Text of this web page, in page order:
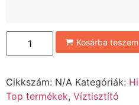
Kosárba teszem
Cikkszám: N/A Kategóriák:
Top termékek, Víztisztító